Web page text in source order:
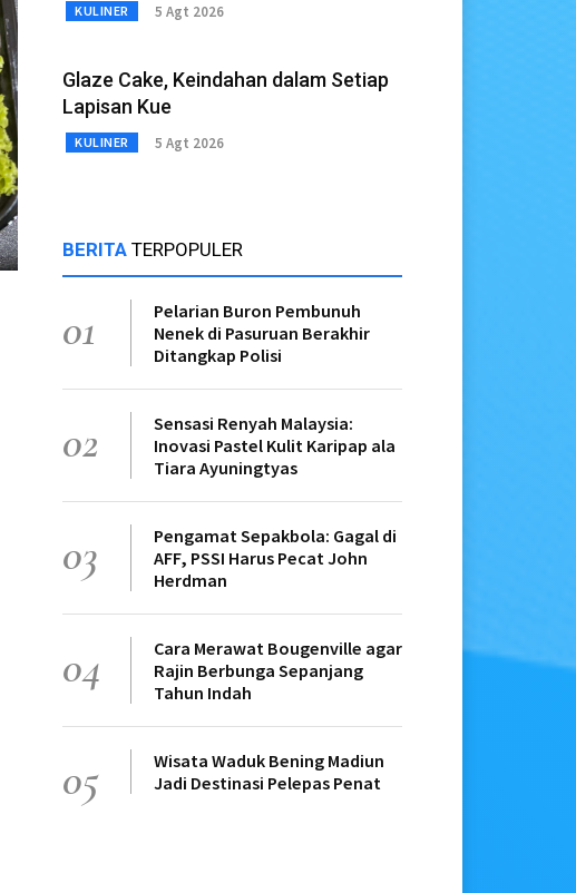
KULINER 5 Agt 2026
Glaze Cake, Keindahan dalam Setiap
Lapisan Kue
KULINER 5 Agt 2026
BERITA TERPOPULER
01
Pelarian Buron Pembunuh
Nenek di Pasuruan Berakhir
Ditangkap Polisi
02
Sensasi Renyah Malaysia:
Inovasi Pastel Kulit Karipap ala
Tiara Ayuningtyas
03
Pengamat Sepakbola: Gagal di
AFF, PSSI Harus Pecat John
Herdman
04
Cara Merawat Bougenville agar
Rajin Berbunga Sepanjang
Tahun Indah
05
Wisata Waduk Bening Madiun
Jadi Destinasi Pelepas Penat